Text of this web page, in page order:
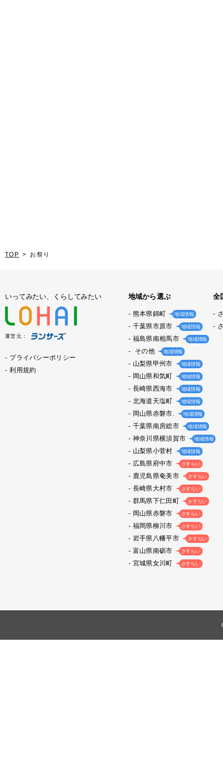
TOP お祭り
いってみたい、くらしてみたい
運営元：
プライバシーポリシー
利用規約
地域から選ぶ
熊本県錦町 地域情報
千葉県市原市 地域情報
福島県南相馬市 地域情報
その他 地域情報
山梨県甲州市 地域情報
岡山県和気町 地域情報
長崎県西海市 地域情報
北海道天塩町 地域情報
岡山県赤磐市. 地域情報
千葉県南房総市 地域情報
神奈川県横須賀市 地域情報
山梨県小菅村 地域情報
広島県府中市 さすらい
鹿児島県奄美市 さすらい
長崎県大村市 さすらい
群馬県下仁田町 さすらい
岡山県赤磐市 さすらい
福岡県柳川市 さすらい
岩手県八幡平市 さすらい
富山県南砺市 さすらい
宮城県女川町 さすらい
全